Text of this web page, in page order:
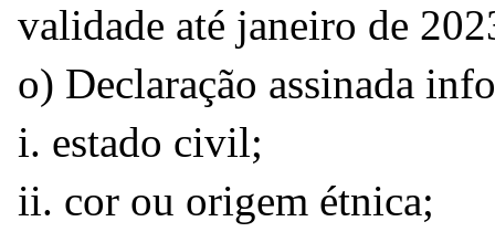
validade até janeiro de
o) Declaração assinada
i. estado civil;
ii. cor ou origem étnica;